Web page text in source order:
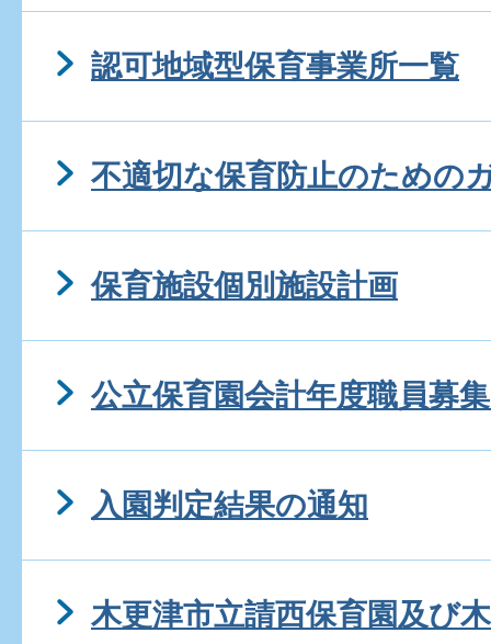
認可地域型保育事業所一覧
不適切な保育防止のための
保育施設個別施設計画
公立保育園会計年度職員募
入園判定結果の通知
木更津市立請西保育園及び